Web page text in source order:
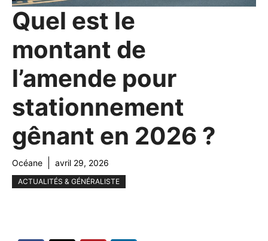
Quel est le
montant de
l’amende pour
stationnement
gênant en 2026 ?
Océane avril 29, 2026
ACTUALITÉS & GÉNÉRALISTE